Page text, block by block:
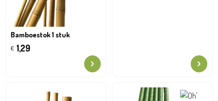
Bamboestok 1 stuk
€ 1,29